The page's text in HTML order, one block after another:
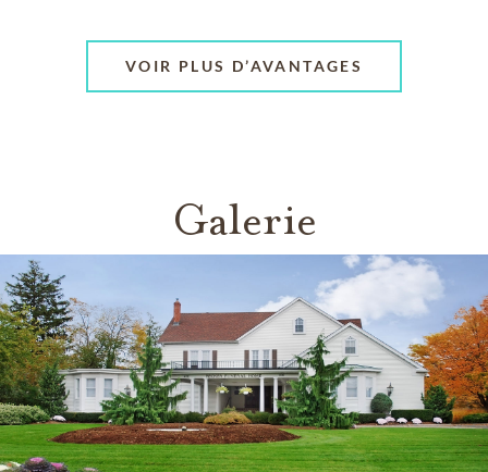
VOIR PLUS D’AVANTAGES
Galerie